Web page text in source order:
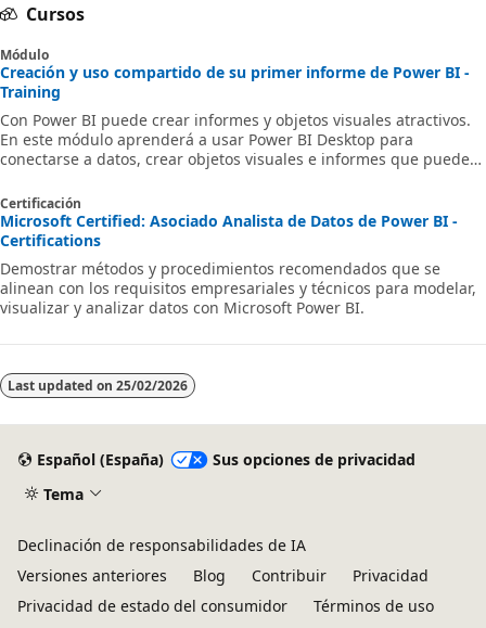
Cursos
Módulo
Creación y uso compartido de su primer informe de Power BI -
Training
Con Power BI puede crear informes y objetos visuales atractivos.
En este módulo aprenderá a usar Power BI Desktop para
conectarse a datos, crear objetos visuales e informes que puede
aprenderá a publicar el informe en el servicio Power BI para que
otros usuarios puedan ver sus conclusiones y se beneficien de su
trabajo.
Certificación
Microsoft Certified: Asociado Analista de Datos de Power BI -
Certifications
Demostrar métodos y procedimientos recomendados que se
alinean con los requisitos empresariales y técnicos para modelar,
visualizar y analizar datos con Microsoft Power BI.
Last updated on 25/02/2026
Español (España)
Sus opciones de privacidad
Tema
Declinación de responsabilidades de IA
Versiones anteriores
Blog Contribuir
Privacidad
Privacidad de estado del consumidor
Términos de uso